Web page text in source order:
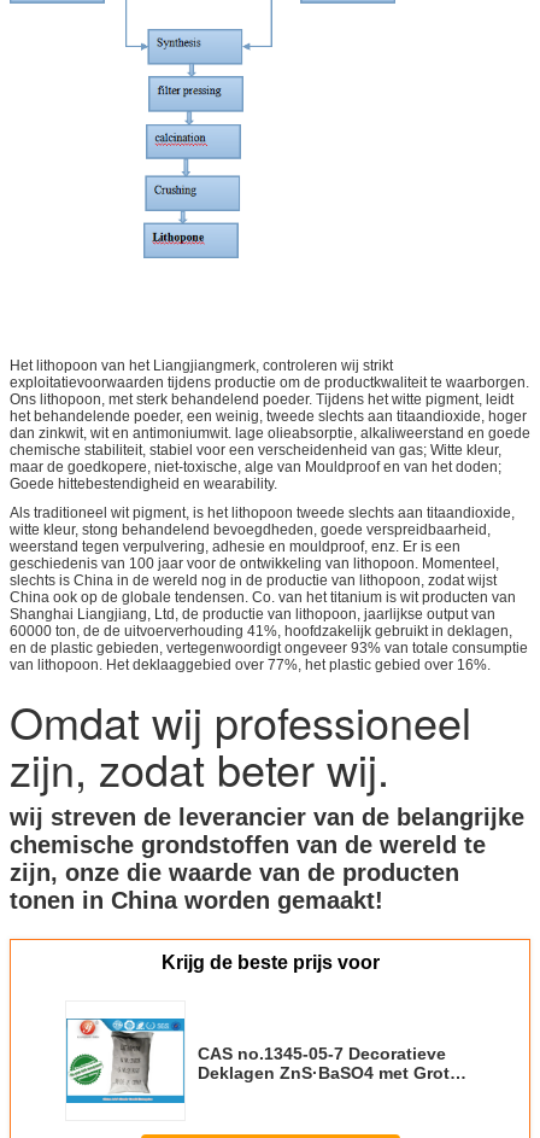
Het lithopoon van het Liangjiangmerk, controleren wij strikt
exploitatievoorwaarden tijdens productie om de productkwaliteit te waarborgen.
Ons lithopoon, met sterk behandelend poeder. Tijdens het witte pigment, leidt
het behandelende poeder, een weinig, tweede slechts aan titaandioxide, hoger
dan zinkwit, wit en antimoniumwit. lage olieabsorptie, alkaliweerstand en goede
chemische stabiliteit, stabiel voor een verscheidenheid van gas; Witte kleur,
maar de goedkopere, niet-toxische, alge van Mouldproof en van het doden;
Goede hittebestendigheid en wearability.
Als traditioneel wit pigment, is het lithopoon tweede slechts aan titaandioxide,
witte kleur, stong behandelend bevoegdheden, goede verspreidbaarheid,
weerstand tegen verpulvering, adhesie en mouldproof, enz. Er is een
geschiedenis van 100 jaar voor de ontwikkeling van lithopoon. Momenteel,
slechts is China in de wereld nog in de productie van lithopoon, zodat wijst
China ook op de globale tendensen. Co. van het titanium is wit producten van
Shanghai Liangjiang, Ltd, de productie van lithopoon, jaarlijkse output van
60000 ton, de de uitvoerverhouding 41%, hoofdzakelijk gebruikt in deklagen,
en de plastic gebieden, vertegenwoordigt ongeveer 93% van totale consumptie
van lithopoon. Het deklaaggebied over 77%, het plastic gebied over 16%.
Omdat wij professioneel
zijn, zodat beter wij.
wij streven de leverancier van de belangrijke
chemische grondstoffen van de wereld te
zijn, onze die waarde van de producten
tonen in China worden gemaakt!
Krijg de beste prijs voor
CAS no.1345-05-7 Decoratieve
Deklagen ZnS·BaSO4 met Grote